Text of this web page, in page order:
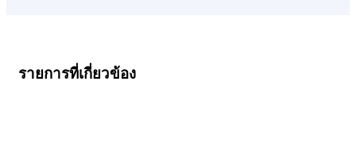
รายการที่เกี่ยวข้อง